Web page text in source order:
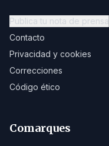
Publica tu nota de prensa
Contacto
Privacidad y cookies
Correcciones
Código ético
Comarques